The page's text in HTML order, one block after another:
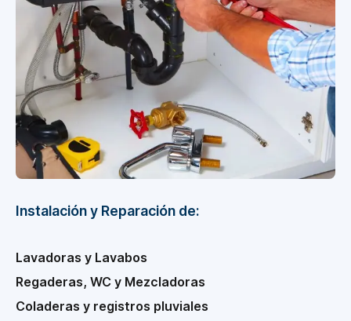
Instalación y Reparación de:
Lavadoras y Lavabos
Regaderas, WC y Mezcladoras
Coladeras y registros pluviales